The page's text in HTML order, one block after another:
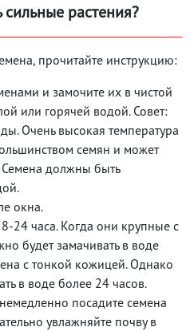
сильные растения?
прочитайте инструкцию:
и замочите их в чистой
или горячей водой. Совет:
Очень высокая температура
семян и может
Семена должны быть
окна.
24 часа. Когда они крупные с
будет замачивать в воде
с тонкой кожицей. Однако
в воде более 24 часов.
посадите семена
увлажняйте почву в